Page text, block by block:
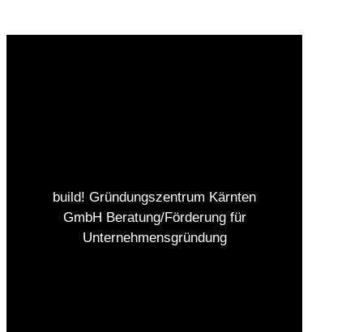
build! Gründungszentrum Kärnten
GmbH Beratung/Förderung für
Unternehmensgründung